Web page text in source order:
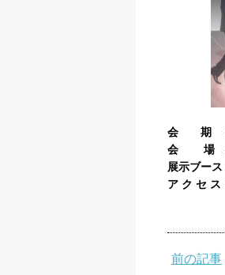
会 期
会 場
展示ブース
ア ク セ ス
前の記事